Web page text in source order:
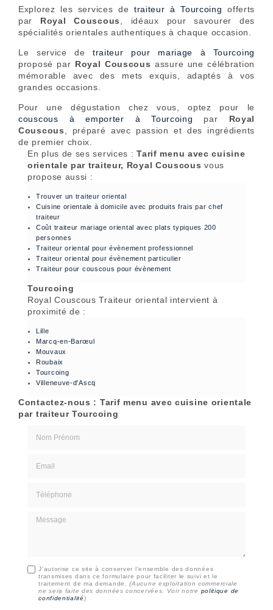
Explorez les services de traiteur à Tourcoing offerts
par Royal Couscous, idéaux pour savourer des
spécialités orientales authentiques à chaque occasion.
Le service de traiteur pour mariage à Tourcoing
proposé par Royal Couscous assure une célébration
mémorable avec des mets exquis, adaptés à vos
grandes occasions.
Pour une dégustation chez vous, optez pour le
couscous à emporter à Tourcoing par Royal
Couscous, préparé avec passion et des ingrédients
de premier choix.
En plus de ses services :Tarif menu avec cuisine
orientale par traiteur, Royal Couscous vous
propose aussi :
Trouver un traiteur oriental
Cuisine orientale à domicile avec produits frais par chef
traiteur
Coût traiteur mariage oriental avec plats typiques 200
personnes
Traiteur oriental pour évènement professionnel
Traiteur oriental pour évènement particulier
Traiteur pour couscous pour évènement
Tourcoing
Royal Couscous Traiteur oriental intervient à
proximité de :
Lille
Marcq-en-Barœul
Mouvaux
Roubaix
Tourcoing
Villeneuve-d'Ascq
Contactez-nous : Tarif menu avec cuisine orientale
par traiteur Tourcoing
Message
J'autorise ce site à conserver l'ensemble des données
transmises dans ce formulaire pour faciliter le suivi et le
traitement de ma demande.(Aucune exploitation commerciale
ne sera faite des données concervées. Voir notre politique de
confidentialité)